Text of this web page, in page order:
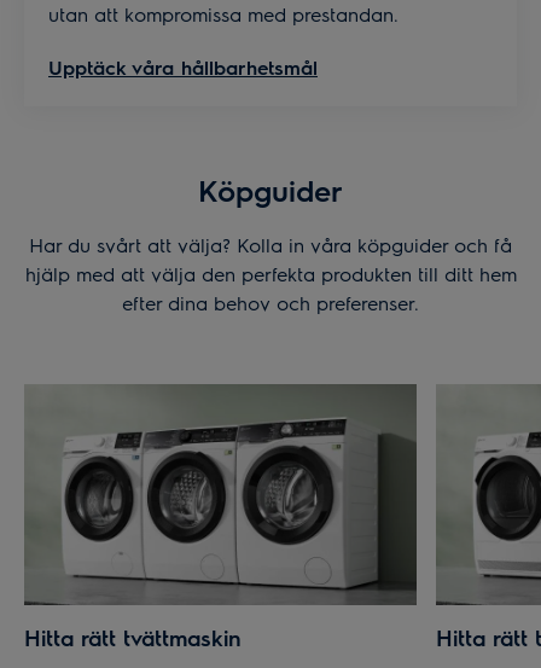
utan att kompromissa med prestandan.
Upptäck våra hållbarhetsmål
Köpguider
Har du svårt att välja? Kolla in våra köpguider och få
hjälp med att välja den perfekta produkten till ditt hem
efter dina behov och preferenser.
Hitta rätt tvättmaskin Hitta rätt